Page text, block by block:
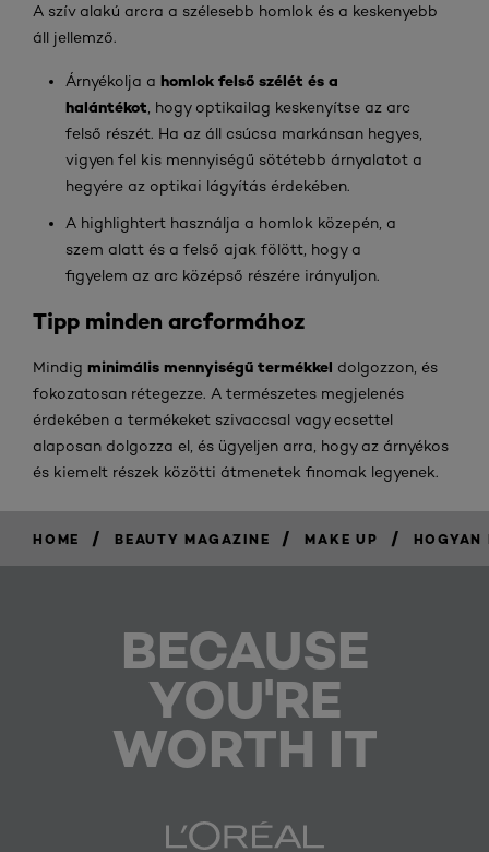
A szív alakú arcra a szélesebb homlok és a keskenyebb
áll jellemző.
Árnyékolja a homlok felső szélét és a
halántékot , hogy optikailag keskenyítse az arc
felső részét. Ha az áll csúcsa markánsan hegyes,
vigyen fel kis mennyiségű sötétebb árnyalatot a
hegyére az optikai lágyítás érdekében.
A highlightert használja a homlok közepén, a
szem alatt és a felső ajak fölött, hogy a
figyelem az arc középső részére irányuljon.
Tipp minden arcformához
Mindig minimális mennyiségű termékkel dolgozzon, és
fokozatosan rétegezze. A természetes megjelenés
érdekében a termékeket szivaccsal vagy ecsettel
alaposan dolgozza el, és ügyeljen arra, hogy az árnyékos
és kiemelt részek közötti átmenetek finomak legyenek.
HOME / BEAUTY MAGAZINE / MAKE UP /
BECAUSE
YOU'RE
WORTH IT